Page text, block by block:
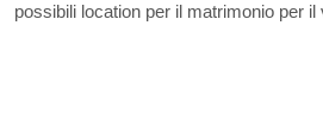
possibili location per il matrimonio per